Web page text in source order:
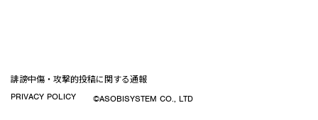
誹謗中傷・攻撃的投稿に関する通報
PRIVACY POLICY
©ASOBISYSTEM CO., LTD